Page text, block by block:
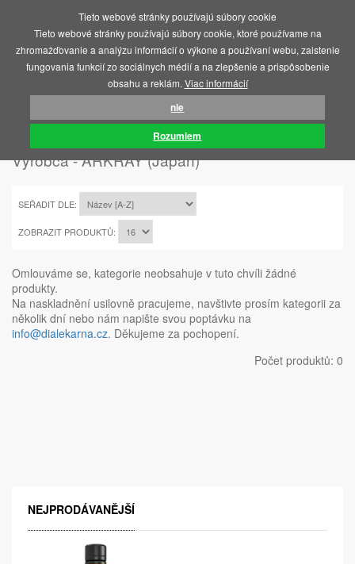
ÚVOD ARKRAY (JAPAN)
Výrobca - ARKRAY (Japan)
SEŘADIT DLE:
ZOBRAZIT PRODUKTŮ:
Omlouváme se, kategorie neobsahuje v tuto chvíli žádné
produkty.
Na naskladnění usilovně pracujeme, navštivte prosím kategorii za
několik dní nebo nám napište svou poptávku na
info@dialekarna.cz. Děkujeme za pochopení.
Počet produktů: 0
NEJPRODÁVANĚJŠÍ
Tieto webové stránky používajú súbory cookie
Tieto webové stránky používajú súbory cookie, ktoré používame na
zhromažďovanie a analýzu informácií o výkone a používaní webu, zaistenie
fungovania funkcií zo sociálnych médií a na zlepšenie a prispôsobenie
obsahu a reklám. Viac informácií
nie
Rozumiem